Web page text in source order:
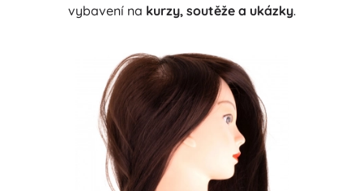
vybavení na kurzy, soutěže a ukázky.